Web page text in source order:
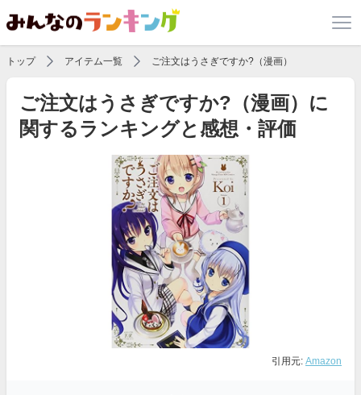
トップ アイテム一覧 ご注文はうさぎですか?（漫画）
ご注文はうさぎですか?（漫画）に
関するランキングと感想・評価
引用元: Amazon